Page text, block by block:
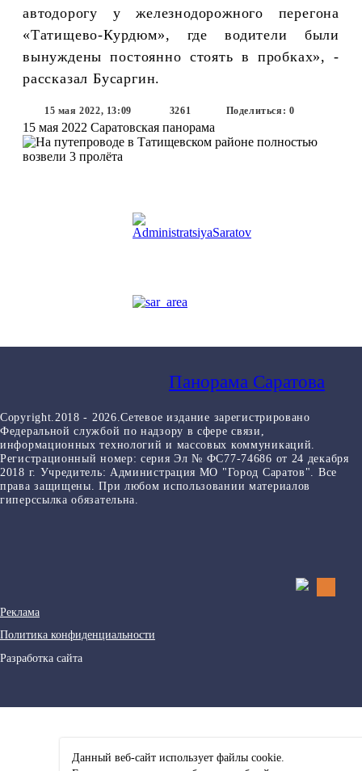
автодорогу у железнодорожного перегона
«Татищево-Курдюм», где водители были
вынуждены постоянно стоять в пробках», -
рассказал Бусаргин.
15 мая 2022, 13:09 3261 Поделиться: 0
15 мая 2022 Саратовская панорама
Панорама Саратова
Copyright.2018 - 2026.Сетевое издание зарегистрировано
Федеральной службой по надзору в сфере связи,
информационных технологий и массовых коммуникаций.
Регистрационный номер: серия Эл № ФС77-74686 от 24 декабря
2018 г. Учредитель: Администрация МО "Город Саратов". Все
права защищены. При любом использовании материалов
гиперссылка обязательна.
Реклама
Политика конфиденциальности
Разработка сайта
Данный веб-сайт использует файлы сookie.